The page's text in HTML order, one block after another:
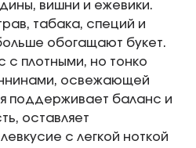
вишни и ежевики.
табака, специй и
обогащают букет.
с плотными, но тонко
освежающей
поддерживает баланс и
оставляет
с легкой ноткой